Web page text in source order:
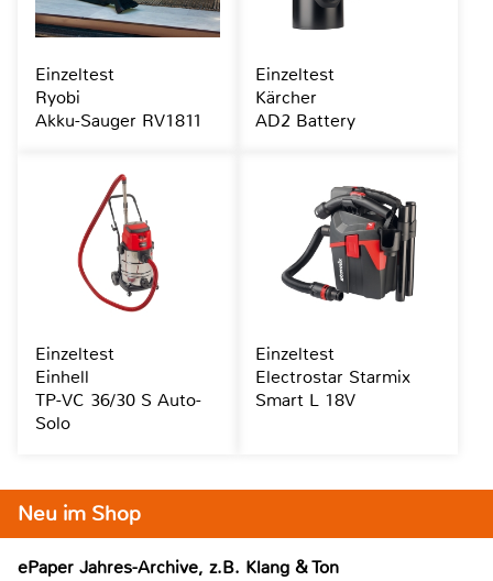
Neu im Shop
ePaper Jahres-Archive, z.B. Klang & Ton
Einzeltest
Ryobi
Akku-Sauger RV1811
Einzeltest
Kärcher
AD2 Battery
Einzeltest
Einhell
TP-VC 36/30 S Auto-
Solo
Einzeltest
Electrostar Starmix
Smart L 18V